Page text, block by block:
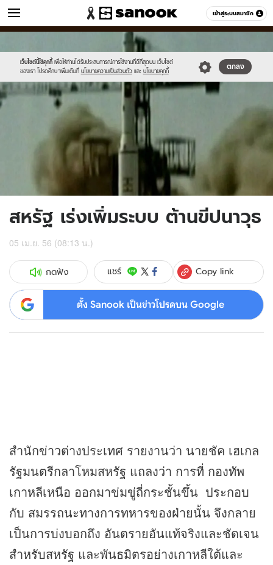
เข้าสู่ระบบสมาชิก
ข่าว หมวดอื่นๆ
เว็บไซต์นี้ใช้คุกกี้ เพื่อให้ท่านได้รับประสบการณ์การใช้งานที่ดีที่สุดบน เว็บไซต์
ของเรา โปรดศึกษาเพิ่มเติมที่ นโยบายความเป็นส่วนตัว และ นโยบายคุกกี้
ตกลง
//s.isanook.com/sr/0/images/logo-
new-
sanook.png
//s.isanook.com/ns/0/ud/235/1178613/444824-
01.jpg
สหรัฐ เร่งเพิ่มระบบ ต้านขีปนาวุธ
05 เม.ย. 56 (08:13 น.)
กดฟัง แชร์ Copy link
ตั้ง Sanook เป็นข่าวโปรดบน Google
สำนักข่าวต่างประเทศ รายงานว่า นายชัค เฮเกล
รัฐมนตรีกลาโหมสหรัฐ แถลงว่า การที่ กองทัพ
เกาหลีเหนือ ออกมาข่มขู่ถี่กระชั้นขึ้น ประกอบ
กับ สมรรถนะทางการทหารของฝ่ายนั้น จึงกลาย
เป็นการบ่งบอกถึง อันตรายอันแท้จริงและชัดเจน
สำหรับสหรัฐ และพันธมิตรอย่างเกาหลีใต้และ